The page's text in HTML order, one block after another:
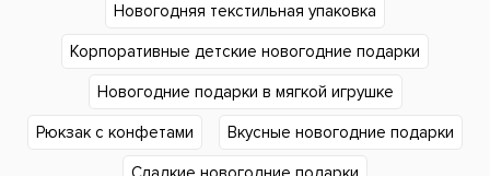
Новогодняя текстильная упаковка
Корпоративные детские новогодние подарки
Новогодние подарки в мягкой игрушке
Рюкзак с конфетами Вкусные новогодние подарки